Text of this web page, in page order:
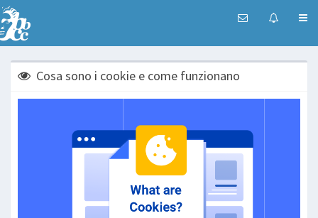
Cosa sono i cookie e come funzionano